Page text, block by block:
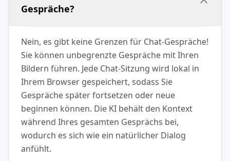
Gespräche?
Nein, es gibt keine Grenzen für Chat-Gespräche!
Sie können unbegrenzte Gespräche mit Ihren
Bildern führen. Jede Chat-Sitzung wird lokal in
Ihrem Browser gespeichert, sodass Sie
Gespräche später fortsetzen oder neue
beginnen können. Die KI behält den Kontext
während Ihres gesamten Gesprächs bei,
wodurch es sich wie ein natürlicher Dialog
anfühlt.